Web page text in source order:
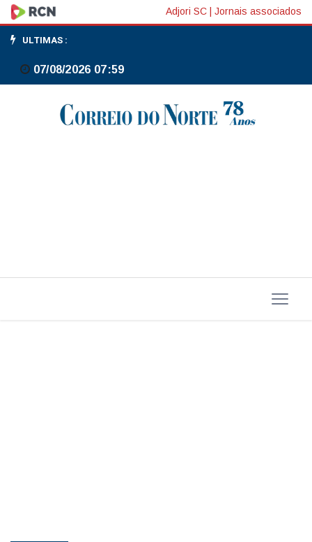
Caso
Master:
grupo
Senado
Vorcaro,
Adjori SC Jornais associados
ULTIMAS :
07/08/2026 07:59